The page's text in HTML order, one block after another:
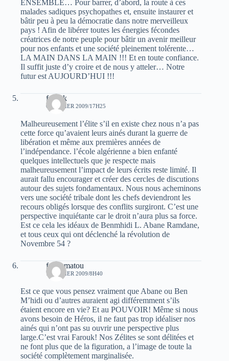
ENSEMBLE… Pour barrer, d’abord, la route à ces
malades sadiques psychopathes et, ensuite instaurer et
bâtir peu à peu la démocratie dans notre merveilleux
pays ! Afin de libérer toutes les énergies fécondes
créatrices de notre peuple pour bâtir un avenir meilleur
pour nos enfants et une société pleinement tolérente…
LA MAIN DANS LA MAIN !!! Et en toute confiance.
Il suffit juste d’y croire et de nous y atteler… Notre
futur est AUJOURD’HUI !!!
farouk
6 FÉVRIER 2009/17H25
Malheureusement l’élite s’il en existe chez nous n’a pas
cette force qu’avaient leurs ainés durant la guerre de
libération et même aux premières années de
l’indépendance. l’école algérienne a bien enfanté
quelques intellectuels que je respecte mais
malheureusement l’impact de leurs écrits reste limité. Il
aurait fallu encourager et créer des cercles de discutions
autour des sujets fondamentaux. Nous nous acheminons
vers une société tribale dont les chefs deviendront les
recours obligés lorsque des conflits surgiront. C’est une
perspective inquiétante car le droit n’aura plus sa force.
Est ce cela les idéaux de Benmhidi L. Abane Ramdane,
et tous ceux qui ont déclenché la révolution de
Novembre 54 ?
fakhamatou
7 FÉVRIER 2009/8H40
Est ce que vous pensez vraiment que Abane ou Ben
M’hidi ou d’autres auraient agi différemment s’ils
étaient encore en vie? Et au POUVOIR! Même si nous
avons besoin de Héros, il ne faut pas trop idéaliser nos
ainés qui n’ont pas su ouvrir une perspective plus
large.C’est vrai Farouk! Nos Zélites se sont délitées et
ne font plus que de la figuration, a l’image de toute la
société complètement marginalisée.